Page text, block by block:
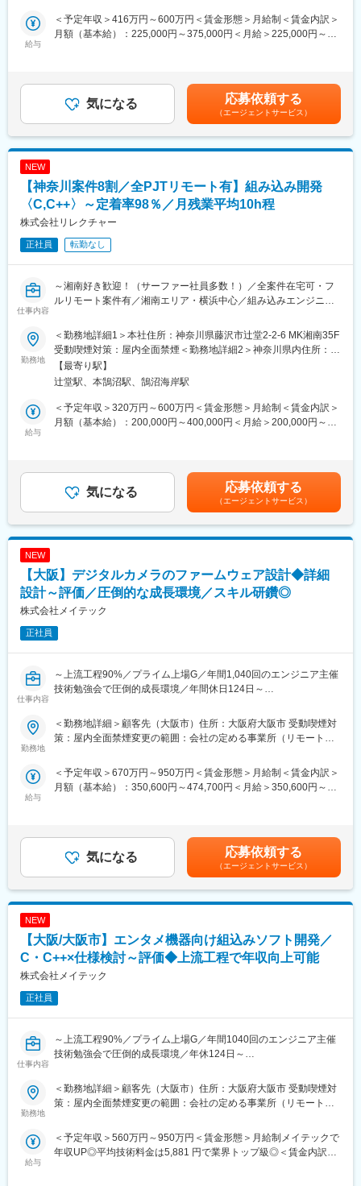
■当社の強み：
あり、技術者の希望業務・勤務地に配慮しています。
■キャリアパス：
生涯エンジニアを続けたい社員にはスペシャリストの道（主席技
術者、技術管理者等）、運営・経営へ転向したい社員はマネージ
設け、社員の生活向上、安定を確保することを理念としていま
す。プロジェクトが決まらず待機することも少ないです。現契約
終了後2週間以内に再配属が社内ルール。確実にスキルアップが可
能です。
■技術者フォロー体制：
面談を行い、エンジニアから気軽に質問、提案、相談できる環境
を整えております。ほとんどの営業担当、拠点責任者が技術者出
■働き方：
顧客常駐、在宅勤務での就業となります。ライフステージに合わ
せ産休、育休、時短勤務の取得やリフレッシュ休暇、積立年休制
度等の活用でワークライフバランスを尊重します。
■当社の魅力：
当社は、3D-CADを活用した設計開発業務に特化し、特に自動車
長して参りました。
変更の範囲：会社の定める業務
給与
＜予定年収＞416万円～600万円＜賃金形態＞月給制＜賃金内訳＞
月額（基本給）：225,000円～375,000円＜月給＞225,000円～
固定手当を含めた表記です。
気になる 応募依頼する
（エージェントサービス）
NEW
【神奈川案件8割／全PJTリモート有】組み込み開発
〈C,C++〉～定着率98％／月残業平均10h程
株式会社リレクチャー
正社員 転勤なし
仕事内容
～湘南好き歓迎！（サーファー社員多数！）／全案件在宅可・フ
ルリモート案件有／湘南エリア・横浜中心／組み込みエンジニア
■概要
2011年の創業以来、湘南・神奈川県の地場IT企業として地域活性
をはかっています。当社は社長の方針として急激に人数を増やす
のではなく、しっかりと目の届く範囲で社員を評価したい・社員
とその家族までを幸せにしたいという想いの元、事業を展開して
きました。そんな当社の仲間になってくれるSEを募集いたしま
組み込み、汎用機系のシステム開発を中心にSE業務をご担当いた
だきます。
■顧客先
メーカー、金融、通信、各種保険、公共等
■働き方
・残業約10h：毎日定時退社している社員も多く、家族と過ごす
・在宅相談可：フルリモート(2割)、週2日在宅のハイブリッド(8
割)
務量や残業時間、メンバーの増員要請など、どんな要望にも真摯
に応えます。
当社担当者から希望の案件をヒアリング、希望をもとに5件ほど案
件をご紹介し、プロジェクトを選択していただきます。面談前の
スキルシート更新や予行練習などを行ない、面談当日は担当営業
も同席します。
■当社の魅力
エンジニア社員からは「営業が元エンジニアで話が通じる」「社
長との距離が近くて会社の一員である実感が得られる」「圧倒的
変更の範囲：会社の定める業務
勤務地
＜勤務地詳細1＞本社住所：神奈川県藤沢市辻堂2-2-6 MK湘南35F
受動喫煙対策：屋内全面禁煙＜勤務地詳細2＞神奈川県内住所：神
奈川県 受動喫煙対策：屋内全面禁煙＜勤務地詳細3＞東京都住
所：東京都 受動喫煙対策：屋内全面禁煙変更の範囲：会社の定め
【最寄り駅】
辻堂駅、本鵠沼駅、鵠沼海岸駅
給与
＜予定年収＞320万円～600万円＜賃金形態＞月給制＜賃金内訳＞
月額（基本給）：200,000円～400,000円＜月給＞200,000円～
格手当月2,000~4,000円、在宅勤務手当1日につき150円、メンタ
ー手当月3,000円～5,000円、食事補助月3000円賃金はあくまでも
目安の金額であり、選考を通じて上下する可能性があります。月
給(月額)は固定手当を含めた表記です。
気になる 応募依頼する
（エージェントサービス）
NEW
【大阪】デジタルカメラのファームウェア設計◆詳細
設計～評価／圧倒的な成長環境／スキル研鑽◎
株式会社メイテック
正社員
仕事内容
～上流工程90%／プライム上場G／年間1,040回のエンジニア主催
技術勉強会で圧倒的成長環境／年間休日124日～
■業務内容：
デジタルカメラの詳細設計～評価をご担当いただきます。
デジタルカメラ
■得られる経験：
C言語による組み込み関数を行うことで、ハード・ソフト両面か
ら開発を進めるスキルを身につけることができます。画像処理や
リアルタイム制御の技術は、車載・医療・IoTなど幅広く製品分野
に応用が可能です。
■魅力：
◎エンジニアとしての市場価値向上が年収に直結する評価制度
（年収1,000万円越えの現役エンジニアも在籍）
◎年間1,040回のエンジニア主催技術勉強会で圧倒的成長環境
◎業界や職種を超えたメイテックの仲間とつながり自主勉強会も
含め技術力を研鑽可能
や経験すべき業界を考え、キャリアを形成できる戦略的ローテー
ション制度
◎技術単価平均5,881円のハイレベルなPJTを担当可能
◎上流工程PJTが約90%
■主要取引先TOP10（2025年3月期）／敬称略
株式会社デンソー、三菱重工業株式会社、ソニーセミコンダクタ
勤務地
＜勤務地詳細＞顧客先（大阪市）住所：大阪府大阪市 受動喫煙対
策：屋内全面禁煙変更の範囲：会社の定める事業所（リモートワ
給与
＜予定年収＞670万円～950万円＜賃金形態＞月給制＜賃金内訳＞
月額（基本給）：350,600円～474,700円＜月給＞350,600円～
気になる 応募依頼する
（エージェントサービス）
NEW
【大阪/大阪市】エンタメ機器向け組込みソフト開発／
C・C++×仕様検討～評価◆上流工程で年収向上可能
株式会社メイテック
正社員
仕事内容
～上流工程90%／プライム上場G／年間1040回のエンジニア主催
技術勉強会で圧倒的成長環境／年休124日～
■業務内容：
仕様検討～詳細設計・評価まで担当可能です。
ゲーム機器・関連機器
勤務地
＜勤務地詳細＞顧客先（大阪市）住所：大阪府大阪市 受動喫煙対
策：屋内全面禁煙変更の範囲：会社の定める事業所（リモートワ
給与
＜予定年収＞560万円～950万円＜賃金形態＞月給制メイテックで
年収UP◎平均技術料金は5,881 円で業界トップ級◎＜賃金内訳＞